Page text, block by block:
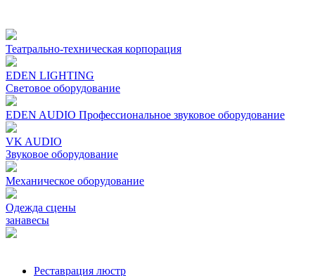
Театрально-техническая корпорация
EDEN LIGHTING
Световое оборудование
EDEN AUDIO Профеcсиональное звуковое оборудование
VK AUDIO
Звуковое оборудование
Механическое oборудование
Одежда сцены
занавесы
Реставрация люстр